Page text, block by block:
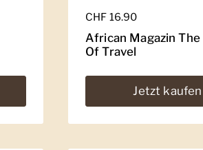
Regulärer Preis
CHF 16.90
African Magazin
Of Travel
Jetzt kaufen